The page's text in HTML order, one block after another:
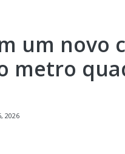
um novo
metro
2026